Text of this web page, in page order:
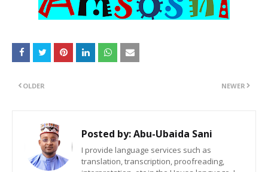
NEWER
OLDER
Posted by:Abu-Ubaida Sani
I provide language services such as
translation, transcription, proofreading,